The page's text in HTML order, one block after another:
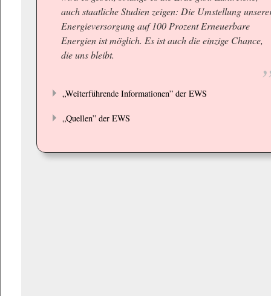
auch staatliche Studien zeigen: Die Umstellung
Energieversorgung auf 100 Prozent Erneuerbare
Energien ist möglich. Es ist auch die einzige Chance,
die uns bleibt.
„Weiterführende Informationen” der EWS
„Quellen” der EWS